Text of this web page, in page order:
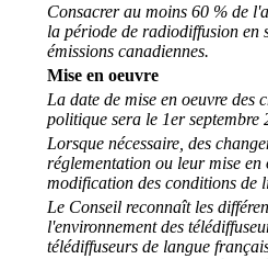
Consacrer au moins 60 % de
la période de radiodiffusion en
émissions canadiennes.
Mise en oeuvre
La date de mise en oeuvre des
politique sera le 1er
Lorsque nécessaire, des
réglementation ou leur mise
modification des conditions de
Le Conseil reconnaît les
l'environnement des
télédiffuseurs de langue